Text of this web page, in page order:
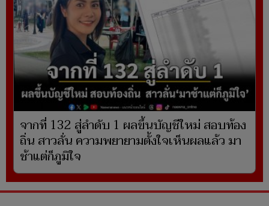
จากที่ 132 สู่ลำดับ 1 ผลขึ้นบัญชีใหม่ สอบท้อง
ถิ่น สาวลั่น ความพยายามตั้งใจเห็นผลแล้ว มา
ช้าแต่ก็ภูมิใจ